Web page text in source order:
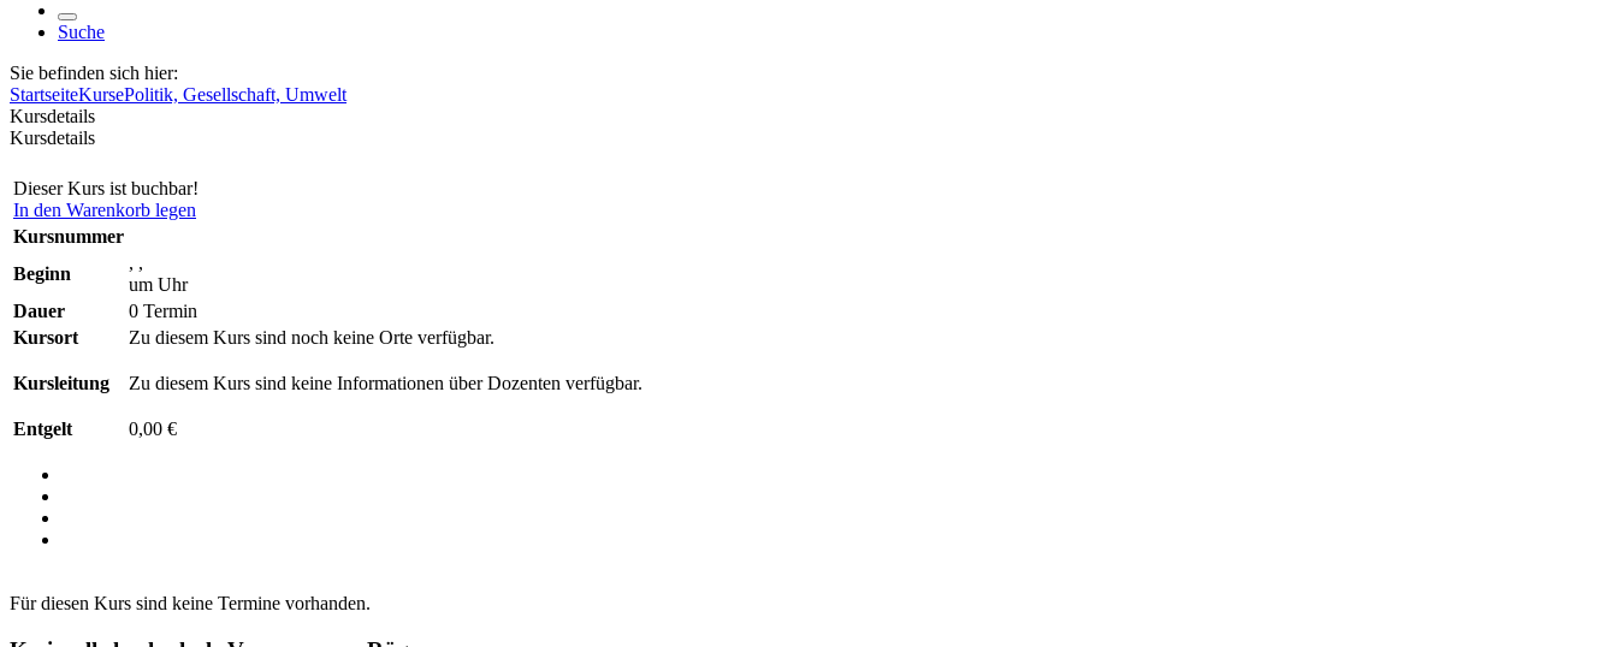
Suche
Sie befinden sich hier:
StartseiteKursePolitik, Gesellschaft, Umwelt
Kursdetails
Kursdetails
Dieser Kurs ist buchbar!
In den Warenkorb legen
Kursnummer
Beginn
, ,
um Uhr
Dauer
0 Termin
Kursort
Zu diesem Kurs sind noch keine Orte verfügbar.
Kursleitung Zu diesem Kurs sind keine Informationen über Dozenten verfügbar.
Entgelt 0,00 €
Für diesen Kurs sind keine Termine vorhanden.